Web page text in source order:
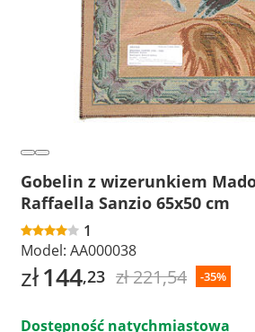
Gobelin z wizerunkiem
Raffaella Sanzio 65x50 cm
1
Model: AA000038
zł144,23 zł 221,54 -35%
Dostępność natychmiastowa